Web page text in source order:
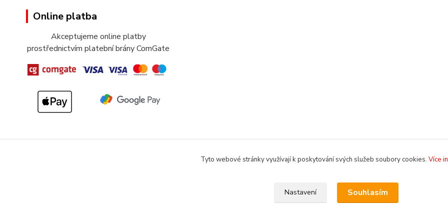
Online platba
Akceptujeme online platby
prostřednictvím platební brány ComGate
Tyto webové stránky využívají k poskytování svých služeb soubory cookies. Více
Nastavení Souhlasím